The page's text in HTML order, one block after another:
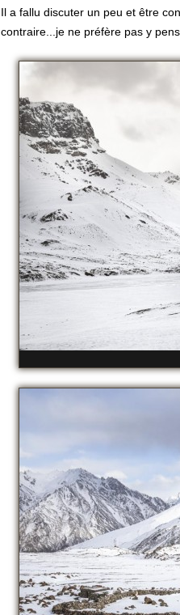
Il a fallu discuter un peu et être
contraire...je ne préfère pas y